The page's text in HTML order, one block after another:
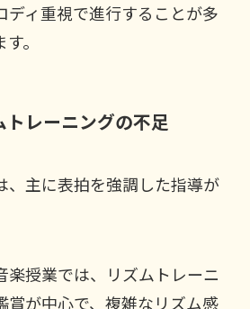
ディ重視で進行することが多
。
レーニングの不足
、主に表拍を強調した指導が
楽授業では、リズムトレーニ
賞が中心で、複雑なリズム感